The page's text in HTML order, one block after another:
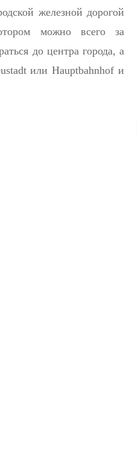
железной дорогой
можно всего за
до центра города, а
или Hauptbahnhof и